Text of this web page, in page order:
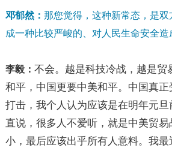
邓郁然： 那您觉得，这种新常态，是
成一种比较严峻的、对人民生命安全造
李毅： 不会。越是科技冷战，越是贸
和平，中国更要中美和平。中国真
打击，我个人认为应该是在明年元
直说，很多人不爱听，就是中美贸
小，最后应该出乎所有人意料。我